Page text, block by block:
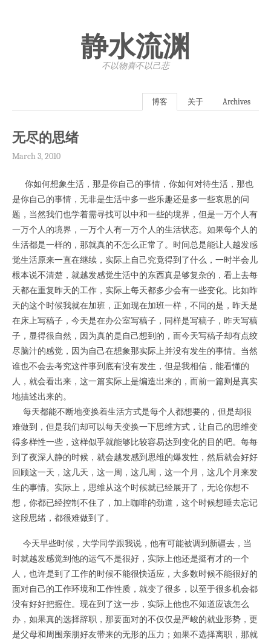
静水流渊
不以物喜·不以己悲
博客 关于 Archives
无尽的思绪
March 3, 2010
你如何想象生活，那是你自己的事情，你如何对待生活，那也
是你自己的事情，无非是生活中多一些乐趣还是多一些哀思的问
题，当然我们也学着需寻找可以中和一些的境界，但是一万个人有
一万个人的境界，一万个人有一万个人的生活状态。如果每个人的
生活都是一样的，那就真的不怎么正常了。时间总是能让人越发感
觉生活原来一直在继续，实际上自己究竟得到了什么，一时半会儿
根本说不清楚，就越发感觉生活中的东西真是够复杂的，看上去每
天都在重复昨天的工作，实际上每天都多少会有一些变化。比如昨
天的这个时候我就在加班，正如现在加班一样，不同的是，昨天是
在床上写稿子，今天是在办公室写稿子，同样是写稿子，昨天写稿
子，显得很自然，因为真的是自己想到的，而今天写稿子却有点绞
尽脑汁的感觉，因为自己在想象那实际上并没有发生的事情。当然
谁也不会去考究这件事到底有没有发生，但是我相信，能看懂的
人，就会看出来，这一篇实际上是编造出来的，而前一篇则是真实
地描述出来的。
每天都能不断地变换着生活方式是每个人都想要的，但是却很
难做到，但是我们却可以每天变换一下思维方式，让自己的思维变
得多样性一些，这样似乎就能够比较容易达到变化的目的吧。每每
到了夜深人静的时候，就会越发感到思维的爆发性，然后就会好好
回顾这一天，这几天，这一周，这几周，这一个月，这几个月来发
生的事情。实际上，思维从这个时候就已经展开了，无论你想不
想，你都已经控制不住了，加上咖啡的劲道，这个时候想睡去忘记
这段思绪，都很难做到了。
今天早些时候，大学同学跟我说，他有可能被调到新疆去，当
时就越发感觉到他的运气不是很好，实际上他还是挺有才的一个
人，也许是到了工作的时候不能很快适应，大多数时候不能很好的
面对自己的工作环境和工作性质，就变了很多，以至于很多机会都
没有好好把握住。现在到了这一步，实际上他也不知道应该怎么
办，如果真的选择辞职，那要面对的不仅仅是严峻的就业形势，更
是父母和周围亲朋好友带来的无形的压力；如果不选择离职，那就